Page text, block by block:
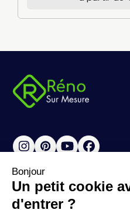
Instagram
Pinterest
YouTube